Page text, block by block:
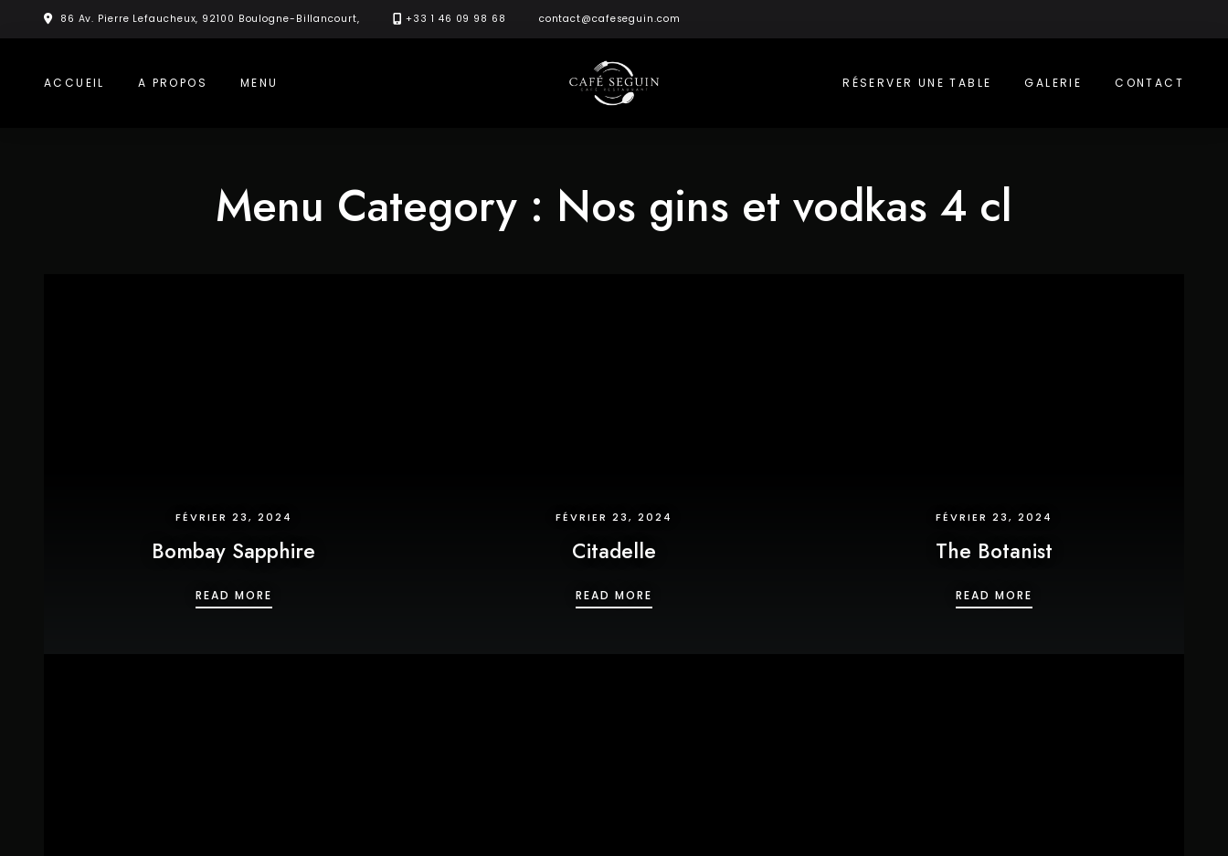
to
86 Av. Pierre Lefaucheux, 92100 Boulogne-Billancourt, +33 1 46 09 98 68 contact@cafeseguin.com
ACCUEIL A PROPOS MENU RÉSERVER UNE TABLE GALERIE CONTACT
Menu Category : Nos gins et vodkas 4 cl
FÉVRIER 23, 2024
Bombay Sapphire
READ MORE
FÉVRIER 23, 2024
Citadelle
READ MORE
FÉVRIER 23, 2024
The Botanist
READ MORE